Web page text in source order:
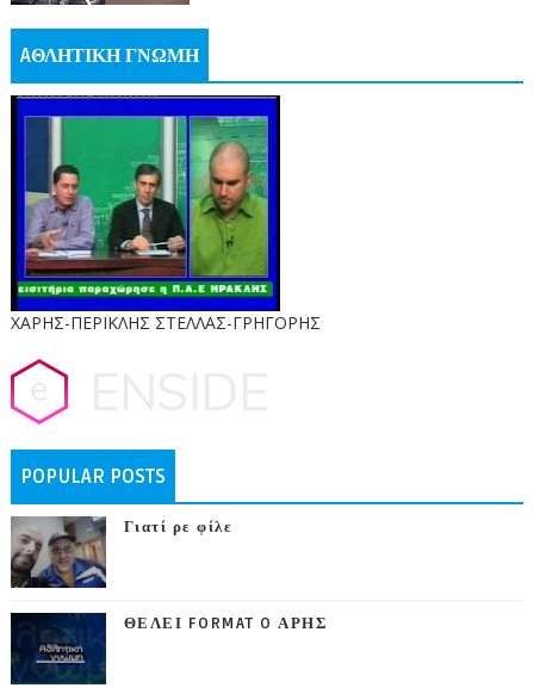
AΘΛΗΤΙΚΗ ΓΝΩΜΗ
ΧΑΡΗΣ-ΠΕΡΙΚΛΗΣ ΣΤΕΛΛΑΣ-ΓΡΗΓΟΡΗΣ
POPULAR POSTS
Γιατί ρε φίλε
ΘΕΛΕΙ FORMAT O ΑΡΗΣ